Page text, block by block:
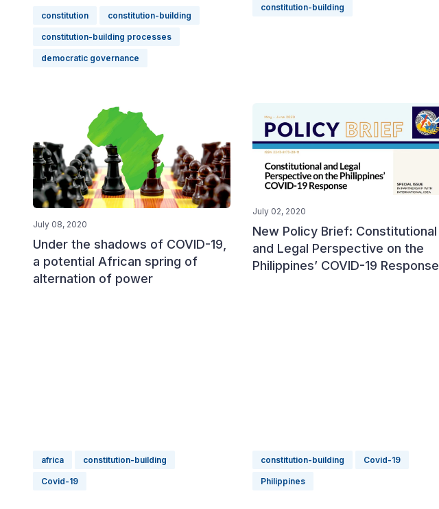
constitution constitution-building
constitution-building processes
democratic governance
constitution-building
July 08, 2020
Under the shadows of COVID-19,
a potential African spring of
alternation of power
africa constitution-building
Covid-19
July 02, 2020
New Policy Brief: Constitutional
and Legal Perspective on the
Philippines’ COVID-19 Response
constitution-building Covid-19
Philippines